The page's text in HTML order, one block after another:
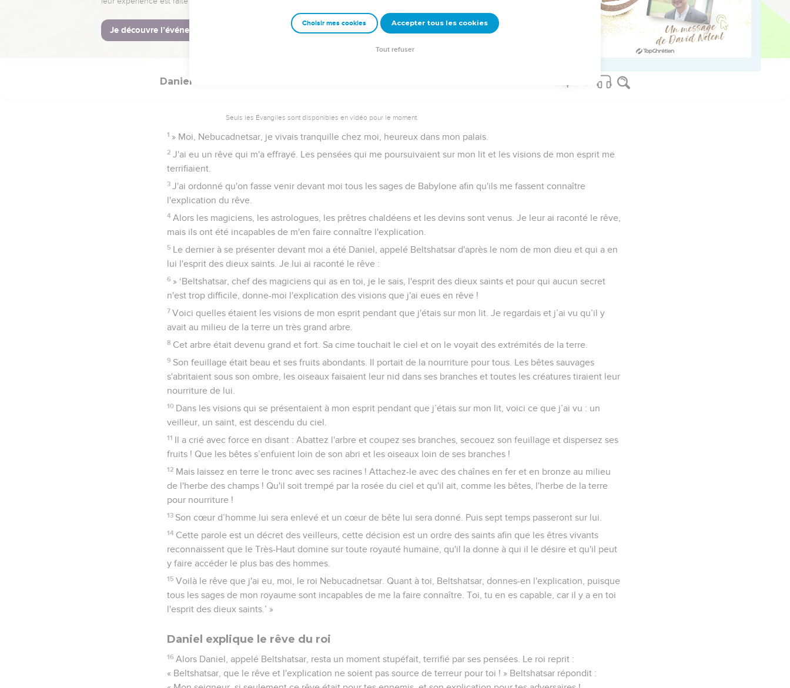
Daniel
Seuls les Évangiles sont disponibles en vidéo pour le moment.
1 » Moi, Nebucadnetsar, je vivais tranquille chez moi, heureux dans mon palais.
2 J'ai eu un rêve qui m'a effrayé. Les pensées qui me poursuivaient sur mon lit et les visions de mon esprit me
terrifiaient.
3 J'ai ordonné qu'on fasse venir devant moi tous les sages de Babylone afin qu'ils me fassent connaître
l'explication du rêve.
4 Alors les magiciens, les astrologues, les prêtres chaldéens et les devins sont venus. Je leur ai raconté le rêve,
mais ils ont été incapables de m'en faire connaître l'explication.
5 Le dernier à se présenter devant moi a été Daniel, appelé Beltshatsar d'après le nom de mon dieu et qui a en
lui l'esprit des dieux saints. Je lui ai raconté le rêve :
6 » ‘Beltshatsar, chef des magiciens qui as en toi, je le sais, l'esprit des dieux saints et pour qui aucun secret
n'est trop difficile, donne-moi l'explication des visions que j'ai eues en rêve !
7 Voici quelles étaient les visions de mon esprit pendant que j'étais sur mon lit. Je regardais et j’ai vu qu’il y
avait au milieu de la terre un très grand arbre.
8 Cet arbre était devenu grand et fort. Sa cime touchait le ciel et on le voyait des extrémités de la terre.
9 Son feuillage était beau et ses fruits abondants. Il portait de la nourriture pour tous. Les bêtes sauvages
s'abritaient sous son ombre, les oiseaux faisaient leur nid dans ses branches et toutes les créatures tiraient leur
nourriture de lui.
10 Dans les visions qui se présentaient à mon esprit pendant que j’étais sur mon lit, voici ce que j’ai vu : un
veilleur, un saint, est descendu du ciel.
11 Il a crié avec force en disant : Abattez l'arbre et coupez ses branches, secouez son feuillage et dispersez ses
fruits ! Que les bêtes s’enfuient loin de son abri et les oiseaux loin de ses branches !
12 Mais laissez en terre le tronc avec ses racines ! Attachez-le avec des chaînes en fer et en bronze au milieu
de l'herbe des champs ! Qu'il soit trempé par la rosée du ciel et qu'il ait, comme les bêtes, l'herbe de la terre
pour nourriture !
13 Son cœur d’homme lui sera enlevé et un cœur de bête lui sera donné. Puis sept temps passeront sur lui.
14 Cette parole est un décret des veilleurs, cette décision est un ordre des saints afin que les êtres vivants
reconnaissent que le Très-Haut domine sur toute royauté humaine, qu'il la donne à qui il le désire et qu'il peut
y faire accéder le plus bas des hommes.
15 Voilà le rêve que j'ai eu, moi, le roi Nebucadnetsar. Quant à toi, Beltshatsar, donnes-en l'explication, puisque
tous les sages de mon royaume sont incapables de me la faire connaître. Toi, tu en es capable, car il y a en toi
l'esprit des dieux saints.’ »
Daniel explique le rêve du roi
16 Alors Daniel, appelé Beltshatsar, resta un moment stupéfait, terrifié par ses pensées. Le roi reprit :
« Beltshatsar, que le rêve et l'explication ne soient pas source de terreur pour toi ! » Beltshatsar répondit :
Choisir mes cookies Accepter tous les cookies
Tout refuser